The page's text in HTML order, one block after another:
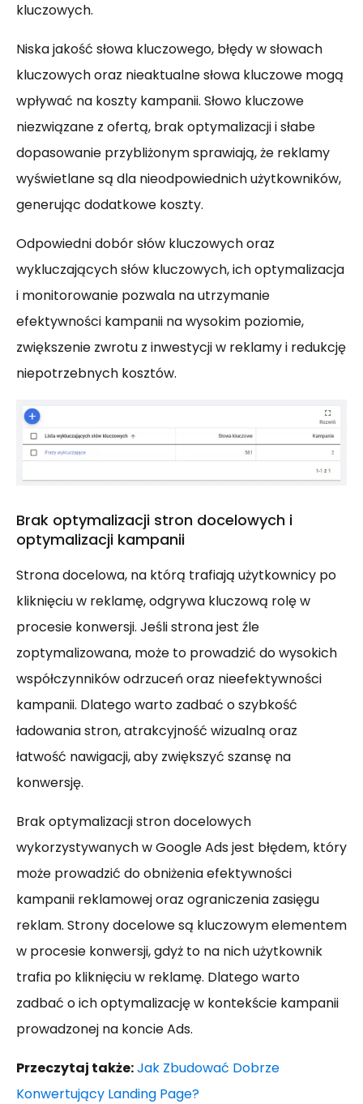
kluczowych.
Niska jakość słowa kluczowego, błędy w słowach
kluczowych oraz nieaktualne słowa kluczowe mogą
wpływać na koszty kampanii. Słowo kluczowe
niezwiązane z ofertą, brak optymalizacji i słabe
dopasowanie przybliżonym sprawiają, że reklamy
wyświetlane są dla nieodpowiednich użytkowników,
generując dodatkowe koszty.
Odpowiedni dobór słów kluczowych oraz
wykluczających słów kluczowych, ich optymalizacja
i monitorowanie pozwala na utrzymanie
efektywności kampanii na wysokim poziomie,
zwiększenie zwrotu z inwestycji w reklamy i redukcję
niepotrzebnych kosztów.
Brak optymalizacji stron docelowych i
optymalizacji kampanii
Strona docelowa, na którą trafiają użytkownicy po
kliknięciu w reklamę, odgrywa kluczową rolę w
procesie konwersji. Jeśli strona jest źle
zoptymalizowana, może to prowadzić do wysokich
współczynników odrzuceń oraz nieefektywności
kampanii. Dlatego warto zadbać o szybkość
ładowania stron, atrakcyjność wizualną oraz
łatwość nawigacji, aby zwiększyć szansę na
konwersję.
Brak optymalizacji stron docelowych
wykorzystywanych w Google Ads jest błędem, który
może prowadzić do obniżenia efektywności
kampanii reklamowej oraz ograniczenia zasięgu
reklam. Strony docelowe są kluczowym elementem
w procesie konwersji, gdyż to na nich użytkownik
trafia po kliknięciu w reklamę. Dlatego warto
zadbać o ich optymalizację w kontekście kampanii
prowadzonej na koncie Ads.
Przeczytaj także:Jak Zbudować Dobrze
Konwertujący Landing Page?